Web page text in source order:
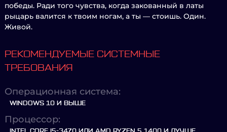
победы. Ради того чувства, когда закованный в латы
рыцарь валится к твоим ногам, а ты — стоишь. Один.
Живой.
РЕКОМЕНДУЕМЫЕ СИСТЕМНЫЕ
ТРЕБОВАНИЯ
Операционная система:
WINDOWS 10 И ВЫШЕ
Процессор: